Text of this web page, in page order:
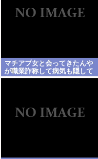
マチアプ女と会ってきたんや
が職業詐称して病気も隠して
たんやが